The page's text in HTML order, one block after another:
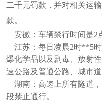
二千元罚款，并对相关运
款。
安徽：车辆禁行时间是2
江苏：每日凌晨2时**5
爆化学品以及剧毒、放射
速公路及普通公路、城市道
湖南：高速上所有隧道
段禁止通行。